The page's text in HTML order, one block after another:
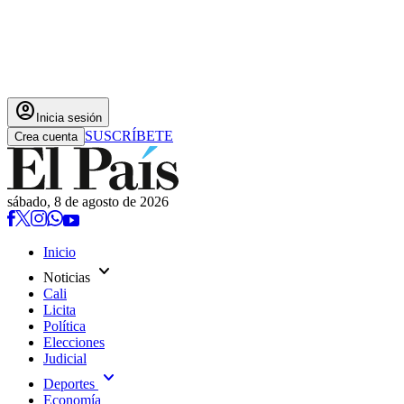
account_circle Inicia sesión
Crea cuenta SUSCRÍBETE
sábado, 8 de agosto de 2026
Inicio
Noticias expand_more
Cali
Licita
Política
Elecciones
Judicial
Deportes expand_more
Economía